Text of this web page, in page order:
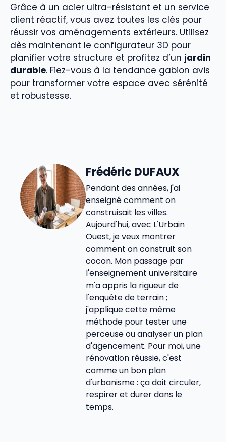
Grâce à un acier ultra-résistant et un service
client réactif, vous avez toutes les clés pour
réussir vos aménagements extérieurs. Utilisez
dès maintenant le configurateur 3D pour
planifier votre structure et profitez d’un jardin
durable. Fiez-vous à la tendance gabion avis
pour transformer votre espace avec sérénité
et robustesse.
Frédéric DUFAUX
Pendant des années, j'ai
enseigné comment on
construisait les villes.
Aujourd'hui, avec L'Urbain
Ouest, je veux montrer
comment on construit son
cocon. Mon passage par
l'enseignement universitaire
m'a appris la rigueur de
l'enquête de terrain ;
j'applique cette même
méthode pour tester une
perceuse ou analyser un plan
d'agencement. Pour moi, une
rénovation réussie, c'est
comme un bon plan
d'urbanisme : ça doit circuler,
respirer et durer dans le
temps.